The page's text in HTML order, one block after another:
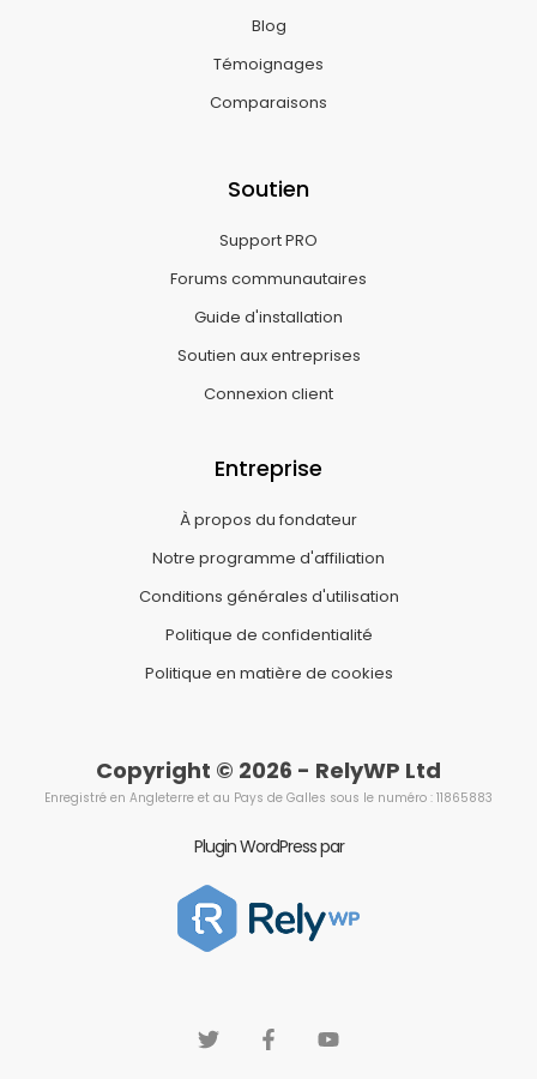
Blog
Témoignages
Comparaisons
Soutien
Support PRO
Forums communautaires
Guide d'installation
Soutien aux entreprises
Connexion client
Entreprise
À propos du fondateur
Notre programme d'affiliation
Conditions générales d'utilisation
Politique de confidentialité
Politique en matière de cookies
Copyright © 2026 - RelyWP Ltd
Enregistré en Angleterre et au Pays de Galles sous le numéro : 11865883
Plugin WordPress par